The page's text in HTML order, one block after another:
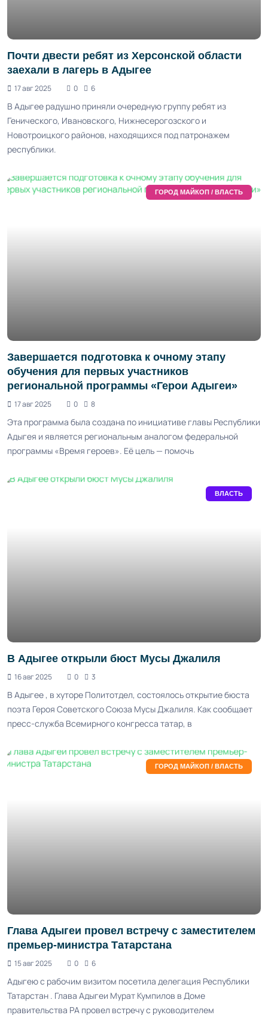
Почти двести ребят из Херсонской области
заехали в лагерь в Адыгее
17 авг 2025 0 6
В Адыгее радушно приняли очередную группу ребят из
Генического, Ивановского, Нижнесерогозского и
Новотроицкого районов, находящихся под патронажем
республики.
ГОРОД МАЙКОП / ВЛАСТЬ
Завершается подготовка к очному этапу
обучения для первых участников
региональной программы «Герои Адыгеи»
17 авг 2025 0 8
Эта программа была создана по инициативе главы Республики
Адыгея и является региональным аналогом федеральной
программы «Время героев». Её цель — помочь
ВЛАСТЬ
В Адыгее открыли бюст Мусы Джалиля
16 авг 2025 0 3
В Адыгее , в хуторе Политотдел, состоялось открытие бюста
поэта Героя Советского Союза Мусы Джалиля. Как сообщает
пресс-служба Всемирного конгресса татар, в
ГОРОД МАЙКОП / ВЛАСТЬ
Глава Адыгеи провел встречу с заместителем
премьер-министра Татарстана
15 авг 2025 0 6
Адыгею с рабочим визитом посетила делегация Республики
Татарстан . Глава Адыгеи Мурат Кумпилов в Доме
правительства РА провел встречу с руководителем